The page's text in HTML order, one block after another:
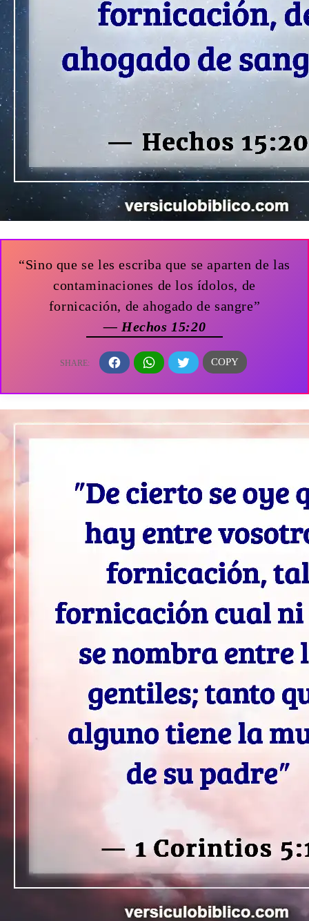
“Sino que se les escriba que se aparten de las
contaminaciones de los ídolos, de
fornicación, de ahogado de sangre”
— Hechos 15:20